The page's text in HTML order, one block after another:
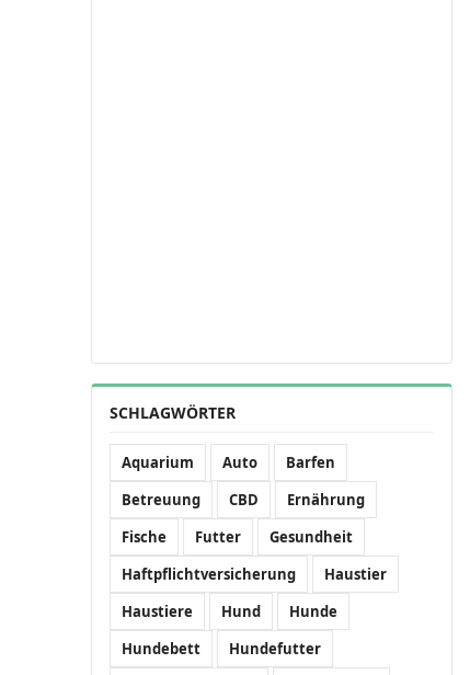
SCHLAGWÖRTER
Aquarium Auto
Barfen
Betreuung
CBD
Ernährung
Fische
Futter
Gesundheit
Haftpflichtversicherung
Haustier
Haustiere
Hund
Hunde
Hundebett
Hundefutter